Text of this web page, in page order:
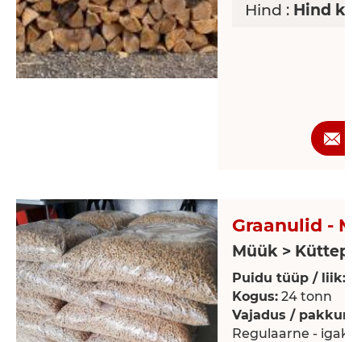
Hind : Hind
Graanulid -
Müük >
Puidu tüüp / liik:
Kogus: 24 tonn
Vajadus /
Regulaarne -